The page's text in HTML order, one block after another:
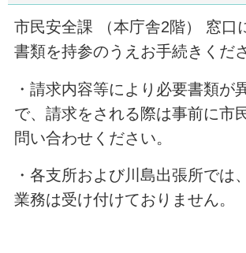
市民安全課 （本庁舎2階） 窓口
書類を持参のうえお手続きくだ
・請求内容等により必要書類が
で、請求をされる際は事前に市
問い合わせください。
・各支所および川島出張所では
業務は受け付けておりません。